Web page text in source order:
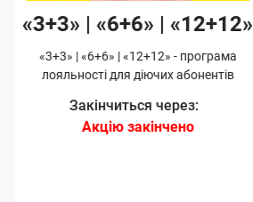
«3+3» | «6+6» | «12+12»
«3+3» | «6+6» | «12+12» - програма
лояльності для діючих абонентів
Закінчиться через:
Акцію закінчено